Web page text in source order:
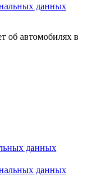
данных
об автомобилях в
данных
данных